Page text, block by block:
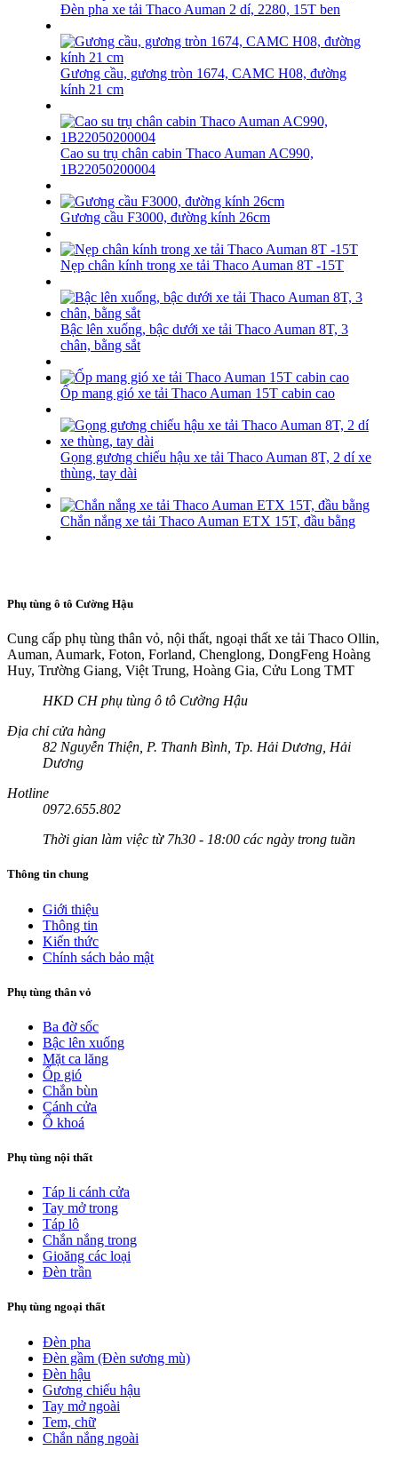
Đèn pha xe tải Thaco Auman 2 dí, 2280, 15T ben
Gương cầu, gương tròn 1674, CAMC H08, đường
kính 21 cm
Cao su trụ chân cabin Thaco Auman AC990,
1B22050200004
Gương cầu F3000, đường kính 26cm
Nẹp chân kính trong xe tải Thaco Auman 8T -15T
Bậc lên xuống, bậc dưới xe tải Thaco Auman 8T, 3
chân, bằng sắt
Ốp mang gió xe tải Thaco Auman 15T cabin cao
Gọng gương chiếu hậu xe tải Thaco Auman 8T, 2 dí xe
thùng, tay dài
Chắn nắng xe tải Thaco Auman ETX 15T, đầu bằng
Phụ tùng ô tô Cường Hậu
Cung cấp phụ tùng thân vỏ, nội thất, ngoại thất xe tải Thaco Ollin,
Auman, Aumark, Foton, Forland, Chenglong, DongFeng Hoàng
Huy, Trường Giang, Việt Trung, Hoàng Gia, Cửu Long TMT
HKD CH phụ tùng ô tô Cường Hậu
Địa chỉ cửa hàng
82 Nguyễn Thiện, P. Thanh Bình, Tp. Hải Dương, Hải
Dương
Hotline
0972.655.802
Thời gian làm việc từ 7h30 - 18:00 các ngày trong tuần
Thông tin chung
Giới thiệu
Thông tin
Kiến thức
Chính sách bảo mật
Phụ tùng thân vỏ
Ba đờ sốc
Bậc lên xuống
Mặt ca lăng
Ốp gió
Chắn bùn
Cánh cửa
Ổ khoá
Phụ tùng nội thất
Táp li cánh cửa
Tay mở trong
Táp lô
Chắn nắng trong
Gioăng các loại
Đèn trần
Phụ tùng ngoại thất
Đèn pha
Đèn gầm (Đèn sương mù)
Đèn hậu
Gương chiếu hậu
Tay mở ngoài
Tem, chữ
Chắn nắng ngoài